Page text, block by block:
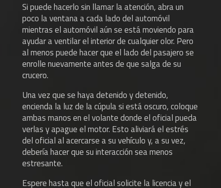
Si puede hacerlo sin llamar la atención, abra un
poco la ventana a cada lado del automóvil
mientras el automóvil aún se está moviendo para
ayudar a ventilar el interior de cualquier olor. Pero
al menos puede hacer que el lado del pasajero se
enrolle nuevamente antes de que salga de su
crucero.
Una vez que se haya detenido y detenido,
encienda la luz de la cúpula si está oscuro, coloque
ambas manos en el volante donde el oficial pueda
verlas y apague el motor. Esto aliviará el estrés
del oficial al acercarse a su vehículo y, a su vez,
debería hacer que su interacción sea menos
estresante.
Espere hasta que el oficial solicite la licencia y el